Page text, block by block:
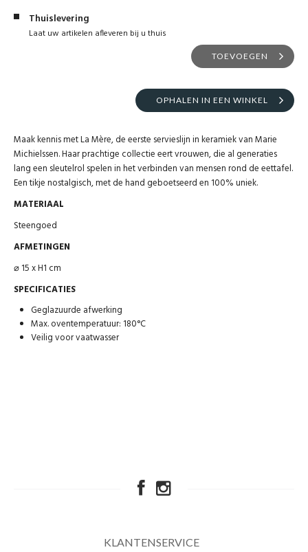
Thuislevering
Laat uw artikelen afleveren bij u thuis
TOEVOEGEN
OPHALEN IN EEN WINKEL
Maak kennis met La Mère, de eerste servieslijn in keramiek van Marie
Michielssen. Haar prachtige collectie eert vrouwen, die al generaties
lang een sleutelrol spelen in het verbinden van mensen rond de eettafel.
Een tikje nostalgisch, met de hand geboetseerd en 100% uniek.
MATERIAAL
Steengoed
AFMETINGEN
⌀ 15 x H1 cm
SPECIFICATIES
Geglazuurde afwerking
Max. oventemperatuur: 180°C
Veilig voor vaatwasser
KLANTENSERVICE